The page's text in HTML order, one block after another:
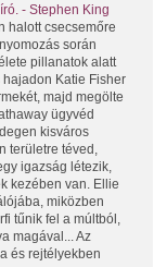
- Stephen King
halott csecsemőre
során
pillanatok alatt
Katie Fisher
majd megölte
ügyvéd
kisváros
területre téved,
igazság létezik,
kezében van. Ellie
miközben
tűnik fel a múltból,
magával... Az
és rejtélyekben